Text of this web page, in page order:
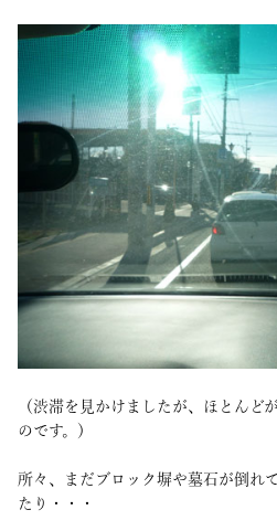
（渋滞を見かけましたが、ほとんど
のです。）
所々、まだブロック塀や墓石が倒れ
たり・・・